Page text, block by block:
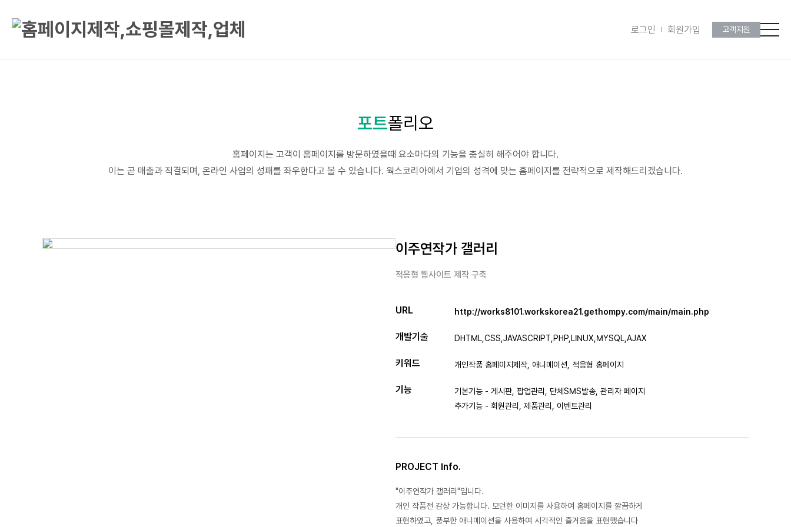
로그인 회원가입 고객지원
포트폴리오
홈페이지는 고객이 홈페이지를 방문하였을때 요소마다의 기능을 충실히 해주어야 합니다.
이는 곧 매출과 직결되며, 온라인 사업의 성패를 좌우한다고 볼 수 있습니다. 웍스코리아에서 기업의 성격에 맞는 홈페이지를 전략적으로 제작해드리겠습니다.
이주연작가 갤러리
적응형 웹사이트 제작 구축
URL http://works8101.workskorea21.gethompy.com/main/main.php
개발기술 DHTML,CSS,JAVASCRIPT,PHP,LINUX,MYSQL,AJAX
키워드 개인작품 홈페이지제작, 애니메이션, 적응형 홈페이지
기능
기본기능 - 게시판, 팝업관리, 단체SMS발송, 관리자 페이지
추가기능 - 회원관리, 제품관리, 이벤트관리
PROJECT Info.
"이주연작가 갤러리"입니다.
개인 작품전 감상 가능합니다. 모던한 이미지를 사용하여 홈페이지를 깔끔하게
표현하였고, 풍부한 애니메이션을 사용하여 시각적인 즐거움을 표현했습니다